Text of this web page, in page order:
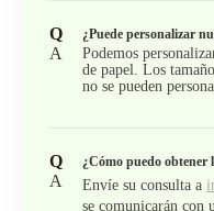
Q ¿Puede personalizar
A
Podemos
de papel. Los
no se pueden
Q ¿Cómo puedo obtener
A Envíe su consulta a
se comunicarán con